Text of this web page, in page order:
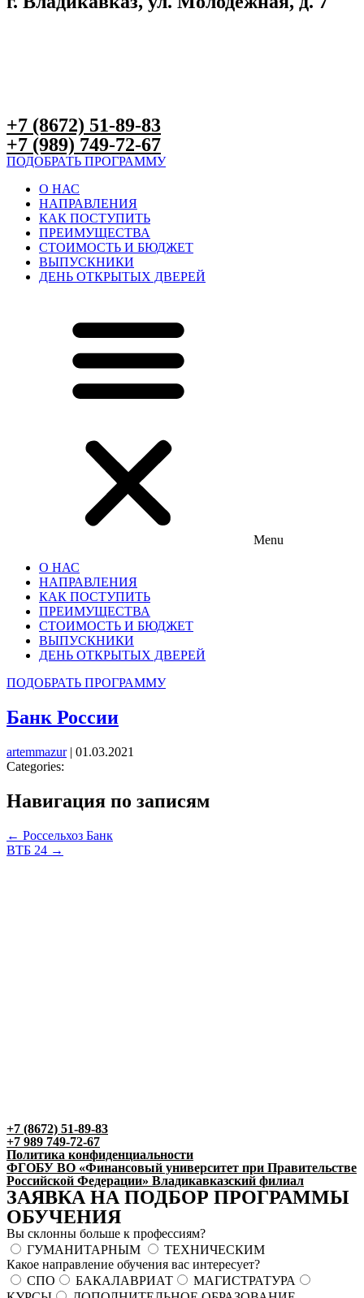
+7 (8672) 51-89-83
+7 (989) 749-72-67
ПОДОБРАТЬ ПРОГРАММУ
О НАС
НАПРАВЛЕНИЯ
КАК ПОСТУПИТЬ
ПРЕИМУЩЕСТВА
СТОИМОСТЬ И БЮДЖЕТ
ВЫПУСКНИКИ
ДЕНЬ ОТКРЫТЫХ ДВЕРЕЙ
Menu
О НАС
НАПРАВЛЕНИЯ
КАК ПОСТУПИТЬ
ПРЕИМУЩЕСТВА
СТОИМОСТЬ И БЮДЖЕТ
ВЫПУСКНИКИ
ДЕНЬ ОТКРЫТЫХ ДВЕРЕЙ
ПОДОБРАТЬ ПРОГРАММУ
Банк России
artemmazur | 01.03.2021
Categories:
Навигация по записям
← Россельхоз Банк
ВТБ 24 →
+7 (8672) 51-89-83
+7 989 749-72-67
Политика конфиденциальности
ФГОБУ ВО «Финансовый университет при Правительстве
Российской Федерации» Владикавказский филиал
ЗАЯВКА НА ПОДБОР ПРОГРАММЫ
ОБУЧЕНИЯ
Вы склонны больше к профессиям?
ГУМАНИТАРНЫМ
ТЕХНИЧЕСКИМ
Какое направление обучения вас интересует?
СПО
БАКАЛАВРИАТ
МАГИСТРАТУРА